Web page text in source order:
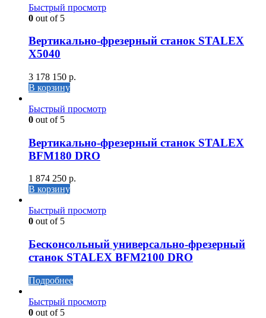
Быстрый просмотр
0 out of 5
Вертикально-фрезерный станок STALEX
X5040
3 178 150 р.
В корзину
Быстрый просмотр
0 out of 5
Вертикально-фрезерный станок STALEX
BFM180 DRO
1 874 250 р.
В корзину
Быстрый просмотр
0 out of 5
Бесконсольный универсально-фрезерный
станок STALEX BFM2100 DRO
Подробнее
Быстрый просмотр
0 out of 5